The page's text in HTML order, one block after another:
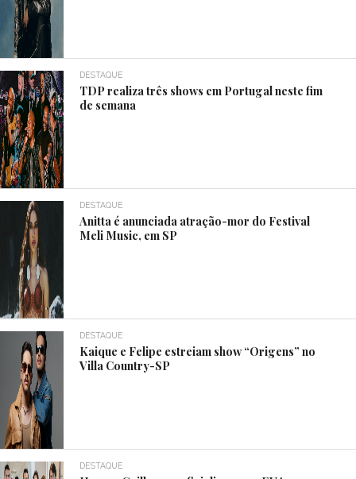
DESTAQUE
TDP realiza três shows em Portugal neste fim
de semana
DESTAQUE
Anitta é anunciada atração-mor do Festival
Meli Music, em SP
DESTAQUE
Kaique e Felipe estreiam show “Origens” no
Villa Country-SP
DESTAQUE